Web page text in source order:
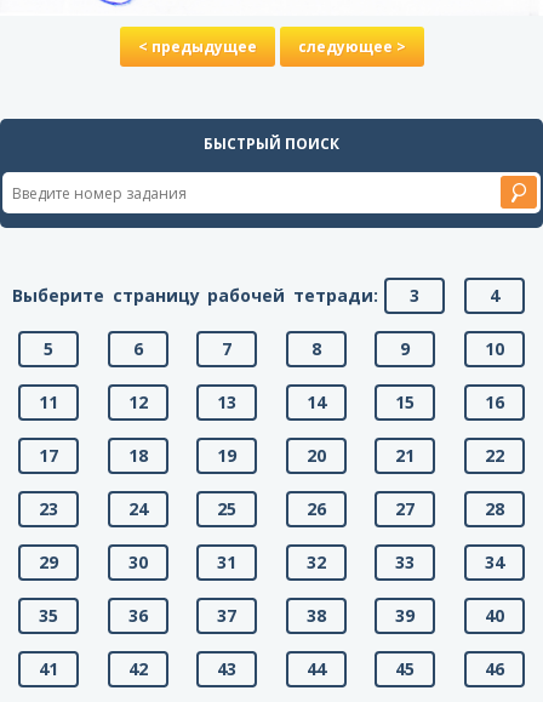
< предыдущее следующее >
БЫСТРЫЙ ПОИСК
Выберите страницу рабочей тетради: 3 4
5 6 7 8 9 10
11 12 13 14 15 16
17 18 19 20 21 22
23 24 25 26 27 28
29 30 31 32 33 34
35 36 37 38 39 40
41 42 43 44 45 46